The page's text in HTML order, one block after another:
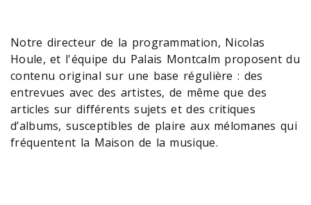
Notre directeur de la programmation, Nicolas
Houle, et l'équipe du Palais Montcalm proposent du
contenu original sur une base régulière : des
entrevues avec des artistes, de même que des
articles sur différents sujets et des critiques
d’albums, susceptibles de plaire aux mélomanes qui
fréquentent la Maison de la musique.